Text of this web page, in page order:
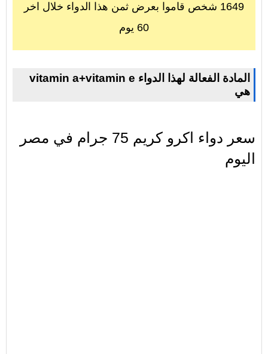
1649 شخص قاموا بعرض ثمن هذا الدواء خلال اخر
60 يوم
vitamin a+vitamin e المادة الفعالة لهذا الدواء
هي
سعر دواء اكرو كريم 75 جرام في مصر
اليوم